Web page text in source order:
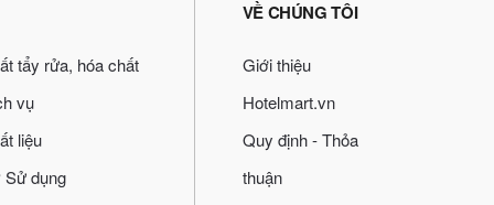
tẩy rửa, hóa chất
vụ
liệu
Sử dụng
VỀ CHÚNG TÔI
Giới thiệu
Hotelmart.vn
Quy định - Thỏa
thuận